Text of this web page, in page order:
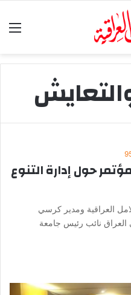
حول إدارة التنوع
العراقية ومدير كرسي
العراق نائب رئيس جامعة